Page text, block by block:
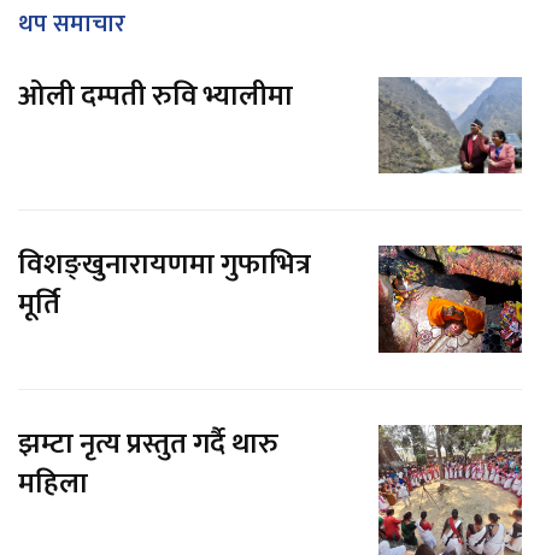
थप समाचार
ओली दम्पती रुवि भ्यालीमा
विशङ्खुनारायणमा गुफाभित्र
मूर्ति
झम्टा नृत्य प्रस्तुत गर्दै थारु
महिला